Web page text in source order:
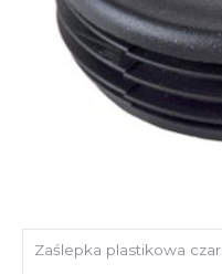
Akcesoria i narzędzia
Zaślepka plastikowa